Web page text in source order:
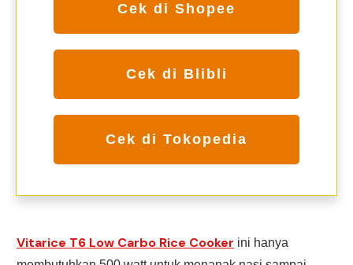
Cek di Shopee
Cek di Blibli
Cek di Tokopedia
Vitarice T6 Low Carbo Rice Cooker ini hanya